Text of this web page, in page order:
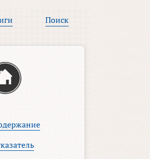
Поиск